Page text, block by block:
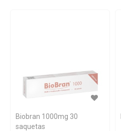
Biobran 1000mg 30
saquetas